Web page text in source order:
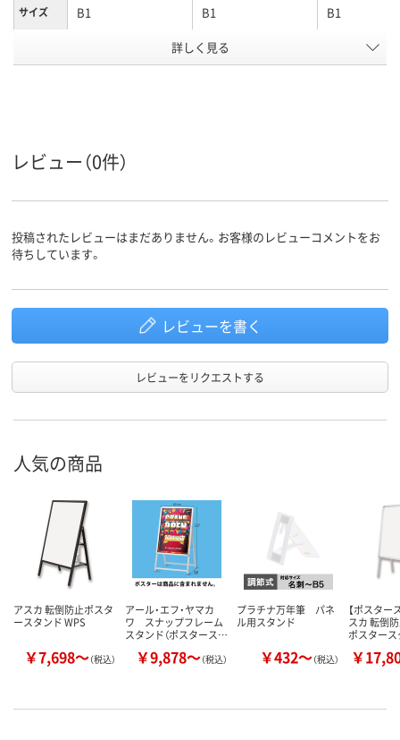
サイズ B1 B1 B1
詳しく見る
レビュー（0件）
投稿されたレビューはまだありません。お客様のレビューコメントをお
待ちしています。
レビューを書く
レビューをリクエストする
人気の商品
アスカ 転倒防止ポスタ
ースタンド WPS
￥7,698～（税込）
アール・エフ・ヤマカ
ワ スナップフレーム
スタンド（ポスタース…
￥9,878～（税込）
プラチナ万年筆 パネ
ル用スタンド
￥432～（税込）
【ポスター
スカ 転倒
ポスター
￥